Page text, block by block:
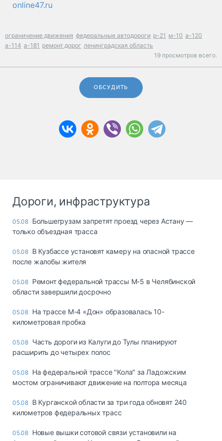
online47.ru
ограничение движения федеральные автодороги р-21 м-10 а-120
а-114 а-181 ремонт дорог ленинградская область
19 просмотров всего.
ОБСУДИТЬ
Дороги, инфраструктура
05.08 Большегрузам запретят проезд через Астану —
только объездная трасса
05.08 В Кузбассе установят камеру на опасной трассе
после жалобы жителя
05.08 Ремонт федеральной трассы М-5 в Челябинской
области завершили досрочно
05.08 На трассе М-4 «Дон» образовалась 10-
километровая пробка
05.08 Часть дороги из Калуги до Тулы планируют
расширить до четырех полос
05.08 На федеральной трассе "Кола" за Ладожским
мостом ограничивают движение на полтора месяца
05.08 В Курганской области за три года обновят 240
километров федеральных трасс
05.08 Новые вышки сотовой связи установили на